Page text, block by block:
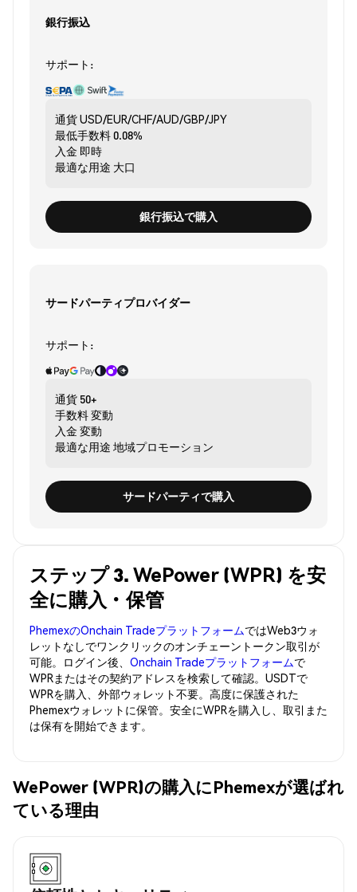
銀行振込
サポート:
通貨USD/EUR/CHF/AUD/GBP/JPY
最低手数料0.08%
入金 即時
最適な用途 大口
銀行振込で購入
サードパーティプロバイダー
サポート:
通貨 50+
手数料変動
入金 変動
最適な用途 地域プロモーション
サードパーティで購入
ステップ 3. WePower (WPR) を安
全に購入・保管
PhemexのOnchain TradeプラットフォームではWeb3ウォ
レットなしでワンクリックのオンチェーントークン取引が
可能。ログイン後、 Onchain Tradeプラットフォームで
WPRまたはその契約アドレスを検索して確認。USDTで
WPRを購入、外部ウォレット不要。高度に保護された
Phemexウォレットに保管。安全にWPRを購入し、取引また
は保有を開始できます。
WePower (WPR)の購入にPhemexが選ばれ
ている理由